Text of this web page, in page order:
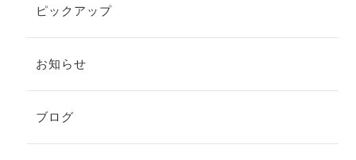
ピックアップ
お知らせ
ブログ